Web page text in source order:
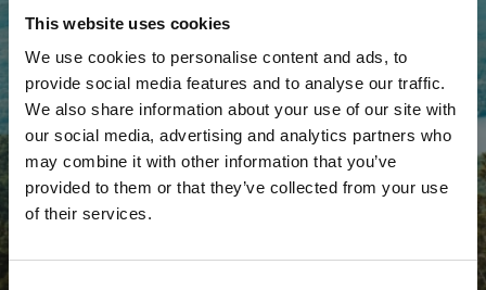
This website uses cookies
We use cookies to personalise content and ads, to
provide social media features and to analyse our traffic.
We also share information about your use of our site with
our social media, advertising and analytics partners who
may combine it with other information that you’ve
provided to them or that they’ve collected from your use
of their services.
À propos de la Corporation Ski &
Golf Mont-Orford
grand merci à tous les skieurs qui nous ont accompagnés
durant ces plus de 120 jours d'ouverture cette saison.
maintenant fermée à toute activité sportive incluant la
Restez à l’affût de nos prochaines communications pour
connaître la date d’ouverture de la saison estivale de
randonnée.
Merci de votre compréhension et à l'an prochain !